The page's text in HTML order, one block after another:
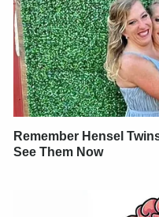
Remember Hensel
See Them Now